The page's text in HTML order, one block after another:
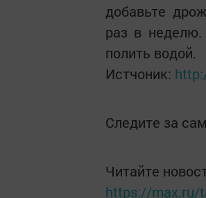
добавьте
раз в неделю.
полить водой.
Истчоник:
Следите за
Читайте
https://max.ru/